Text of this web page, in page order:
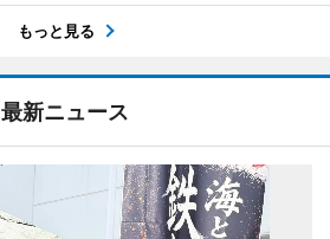
もっと見る
最新ニュース